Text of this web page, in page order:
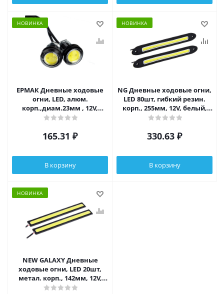
НОВИНКА
ЕРМАК Дневные ходовые
огни, LED, алюм.
корп.,диам.23мм , 12V,
белый, 2шт.
165.31 ₽
В корзину
НОВИНКА
NG Дневные ходовые огни,
LED 80шт, гибкий резин.
корп., 255мм, 12V, белый,
2шт
330.63 ₽
В корзину
НОВИНКА
NEW GALAXY Дневные
ходовые огни, LED 20шт,
метал. корп., 142мм, 12V,
белый, 2шт.